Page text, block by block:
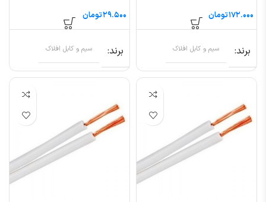
(متری)
تومان
برند سیم و کابل افلاک
خراسان (متری)
تومان
برند سیم و کابل افلاک